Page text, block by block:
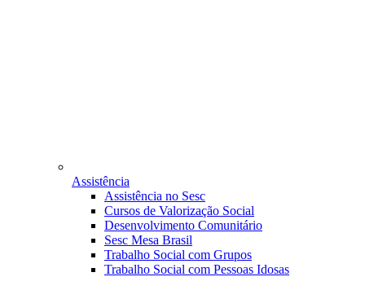
Assistência
Assistência no Sesc
Cursos de Valorização Social
Desenvolvimento Comunitário
Sesc Mesa Brasil
Trabalho Social com Grupos
Trabalho Social com Pessoas Idosas